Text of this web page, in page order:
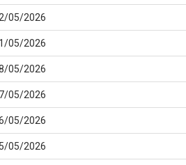
05/2026
05/2026
05/2026
05/2026
05/2026
05/2026